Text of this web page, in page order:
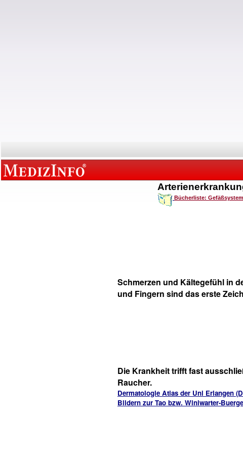
Bücherliste: Gefäßsystem
Schmerzen und Kältegefühl in
und Fingern sind das erste
Die Krankheit trifft fast
Raucher.
Dermatologie Atlas der Uni Erlangen
Bildern zur Tao bzw. Winiwarter-